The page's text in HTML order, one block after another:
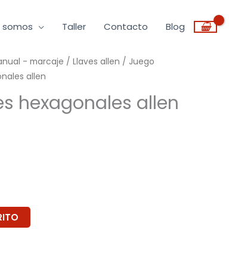
somos Taller Contacto Blog
- marcaje /Llaves allen / Juego
allen
hexagonales allen